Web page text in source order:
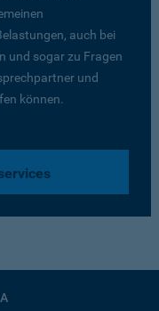
auch bei
und sogar zu Fragen
und
können.